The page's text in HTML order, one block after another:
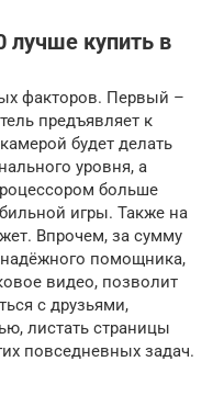
лучше купить в
факторов. Первый –
предъявляет к
будет делать
уровня, а
больше
игры. Также на
Впрочем, за сумму
надёжного помощника,
видео, позволит
с друзьями,
листать страницы
повседневных задач.